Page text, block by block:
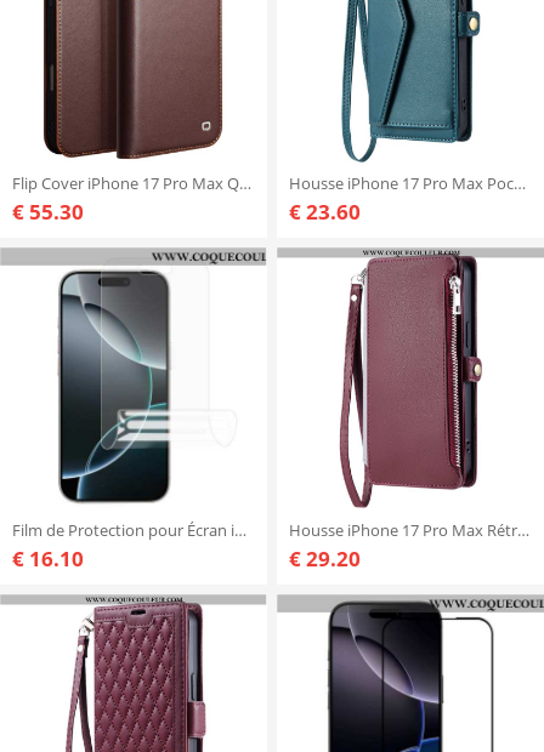
Flip Cover iPhone 17 Pro Max QIALINO
€ 55.30
Housse iPhone 17 Pro Max Pochette et Lanière
€ 23.60
Film de Protection pour Écran iPhone 17 Pro Max
€ 16.10
Housse iPhone 17 Pro Max Rétro Premium
€ 29.20